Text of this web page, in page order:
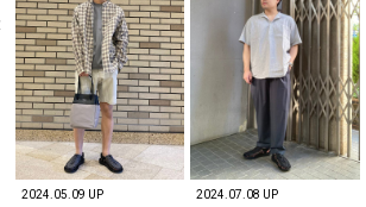
2024.05.09 UP 2024.07.08 UP